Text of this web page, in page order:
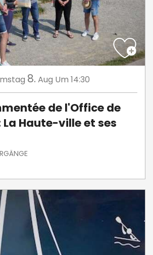
8. Aug Um 14:30
de l'Office de
La Haute-ville et ses